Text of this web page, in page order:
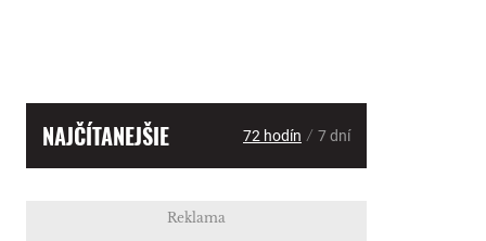
NAJČÍTANEJŠIE 72 hodín / 7 dní
Reklama